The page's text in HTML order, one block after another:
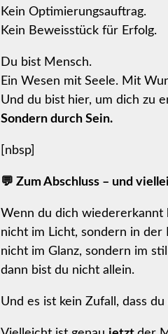
Kein Optimierungsauftrag.
Kein Beweisstück für Erfolg.
Du bist Mensch.
Ein Wesen mit Seele. Mit
Und du bist hier, um dich zu
Sondern durch Sein.
[nbsp]
💬 Zum Abschluss – und
Wenn du dich wiedererkannt
nicht im Licht, sondern in der
nicht im Glanz, sondern im
dann bist du nicht allein.
Und es ist kein Zufall, dass